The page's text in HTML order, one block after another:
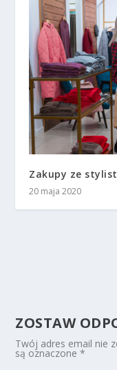
Zakupy ze
20 maja 2020
ZOSTAW
Twój adres email nie
są oznaczone*